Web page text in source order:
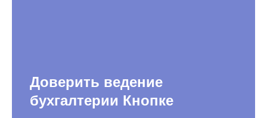
Доверить ведение
бухгалтерии Кнопке